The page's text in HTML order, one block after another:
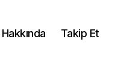
Hakkında Takip Et